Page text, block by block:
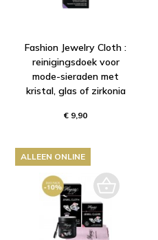
Fashion Jewelry Cloth :
reinigingsdoek voor
mode-sieraden met
kristal, glas of zirkonia
€ 9,90
ALLEEN ONLINE